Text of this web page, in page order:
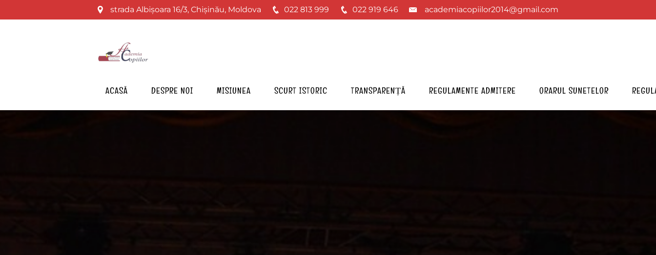
strada Albișoara 16/3, Chișinău, Moldova 022 813 999 022 919 646 academiacopiilor2014@gmail.com
ACASĂ DESPRE NOI MISIUNEA SCURT ISTORIC TRANSPARENȚĂ REGULAMENTE ADMITERE ORARUL SUNETELOR